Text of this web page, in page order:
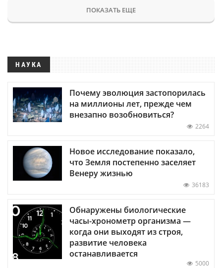
ПОКАЗАТЬ ЕЩЕ
НАУКА
Почему эволюция застопорилась
на миллионы лет, прежде чем
внезапно возобновиться?
2264
Новое исследование показало,
что Земля постепенно заселяет
Венеру жизнью
36183
Обнаружены биологические
часы-хронометр организма —
когда они выходят из строя,
развитие человека
останавливается
5000